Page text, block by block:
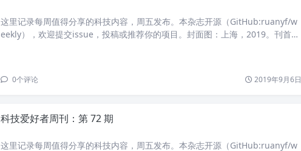
这里记录每周值得分享的科技内容，周五发布。本杂志开源（GitHub:ruanyf/w
eekly），欢迎提交issue，投稿或推荐你的项目。封面图：上海，2019。刊首语
0个评论 2019年9月6日
科技爱好者周刊：第 72 期
这里记录每周值得分享的科技内容，周五发布。本杂志开源（GitHub:ruanyf/w